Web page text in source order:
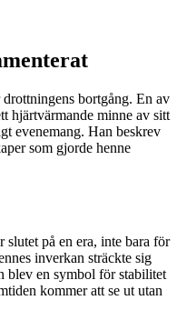
bortgång. En av
hjärtvärmande minne av sitt
evenemang. Han beskrev
som gjorde henne
på en era, inte bara för
inverkan sträckte sig
blev en symbol för stabilitet
kommer att se ut utan